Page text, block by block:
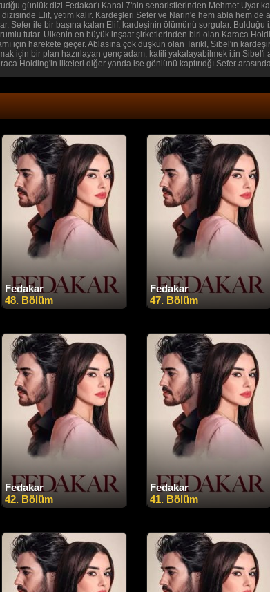
günlük dizi Fedakar'ı Kanal 7'nin senaristlerinden Mehmet Uyar
Elif, yetim kalır. Kardeşleri Sefer ve Narin'e hem abla hem de
Sefer ile bir başına kalan Elif, kardeşinin ölümünü sorgular.
tutar. Ülkenin en büyük inşaat şirketlerinden biri olan Karaca
için harekete geçer. Ablasına çok düşkün olan Tarıkl, Sibel'in
için bir plan hazırlayan genç adam, katili yakalayabilmek i.in Sibel'i
Holding'in ilkeleri diğer yanda ise gönlünü kaptırıdğı Sefer
Fedakar
48. Bölüm
Fedakar
47. Bölüm
Fedakar
42. Bölüm
Fedakar
41. Bölüm